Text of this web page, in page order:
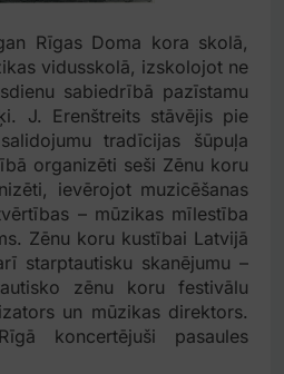
Rīgas Doma kora skolā,
vidusskolā, izskolojot ne
sabiedrībā pazīstamu
J. Erenštreits stāvējis pie
tradīcijas šūpuļa
organizēti seši Zēnu koru
ievērojot muzicēšanas
– mūzikas mīlestība
Zēnu koru kustībai Latvijā
starptautisku skanējumu –
zēnu koru festivālu
un mūzikas direktors.
koncertējuši pasaules